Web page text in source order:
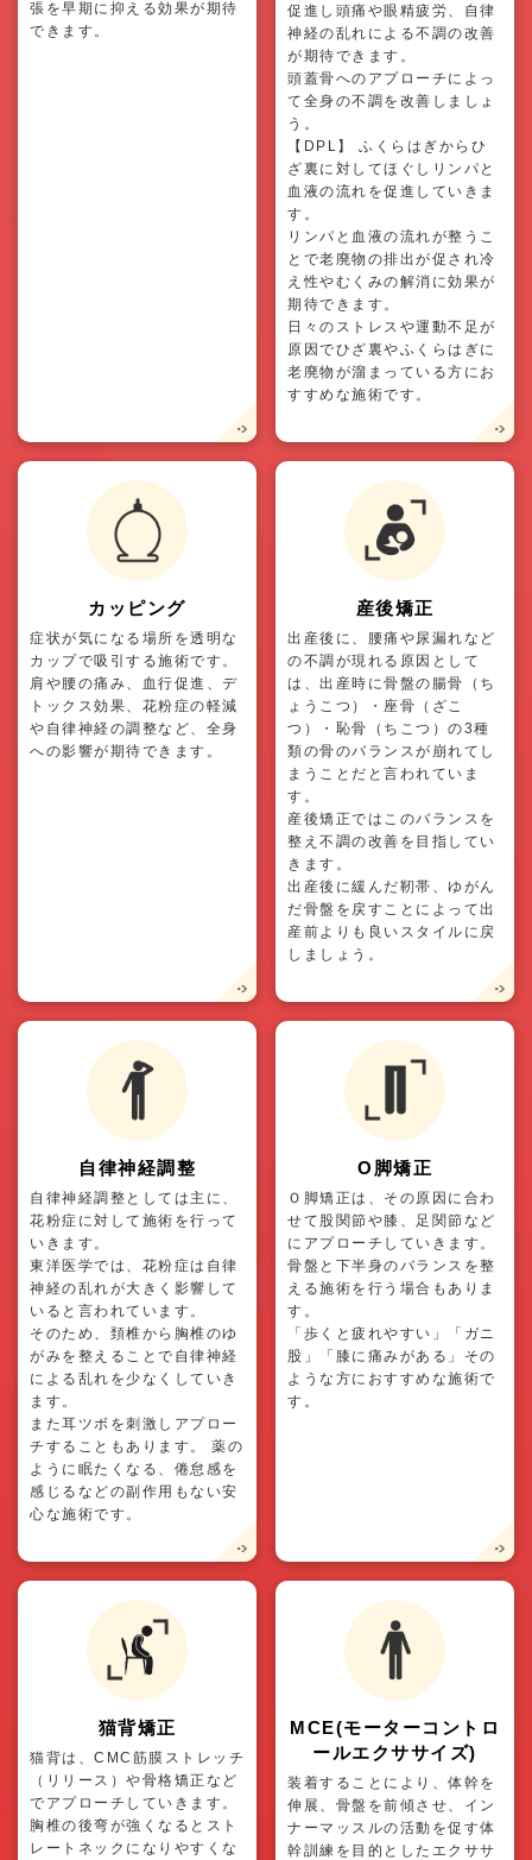
張を早期に抑える効果が期待
できます。
促進し頭痛や眼精疲労、自律
神経の乱れによる不調の改善
が期待できます。
頭蓋骨へのアプローチによっ
て全身の不調を改善しましょ
う。
【DPL】 ふくらはぎからひ
ざ裏に対してほぐしリンパと
血液の流れを促進していきま
す。
リンパと血液の流れが整うこ
とで老廃物の排出が促され冷
え性やむくみの解消に効果が
期待できます。
日々のストレスや運動不足が
原因でひざ裏やふくらはぎに
老廃物が溜まっている方にお
すすめな施術です。
カッピング
症状が気になる場所を透明な
カップで吸引する施術です。
肩や腰の痛み、血行促進、デ
トックス効果、花粉症の軽減
や自律神経の調整など、全身
への影響が期待できます。
産後矯正
出産後に、腰痛や尿漏れなど
の不調が現れる原因として
は、出産時に骨盤の腸骨（ち
ょうこつ）・座骨（ざこ
つ）・恥骨（ちこつ）の3種
類の骨のバランスが崩れてし
まうことだと言われていま
す。
産後矯正ではこのバランスを
整え不調の改善を目指してい
きます。
出産後に緩んだ靭帯、ゆがん
だ骨盤を戻すことによって出
産前よりも良いスタイルに戻
しましょう。
自律神経調整
自律神経調整としては主に、
花粉症に対して施術を行って
いきます。
東洋医学では、花粉症は自律
神経の乱れが大きく影響して
いると言われています。
そのため、頚椎から胸椎のゆ
がみを整えることで自律神経
による乱れを少なくしていき
ます。
また耳ツボを刺激しアプロー
チすることもあります。 薬の
ように眠たくなる、倦怠感を
感じるなどの副作用もない安
心な施術です。
O脚矯正
Ｏ脚矯正は、その原因に合わ
せて股関節や膝、足関節など
にアプローチしていきます。
骨盤と下半身のバランスを整
える施術を行う場合もありま
す。
「歩くと疲れやすい」「ガニ
股」「膝に痛みがある」その
ような方におすすめな施術で
す。
猫背矯正
猫背は、CMC筋膜ストレッチ
（リリース）や骨格矯正など
でアプローチしていきます。
胸椎の後弯が強くなるとスト
レートネックになりやすくな
MCE(モーターコントロ
ールエクササイズ)
装着することにより、体幹を
伸展、骨盤を前傾させ、イン
ナーマッスルの活動を促す体
幹訓練を目的としたエクササ